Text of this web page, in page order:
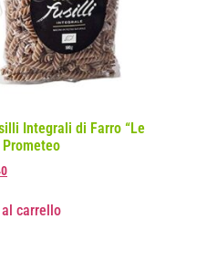
Integrali di Farro “Le
carrello